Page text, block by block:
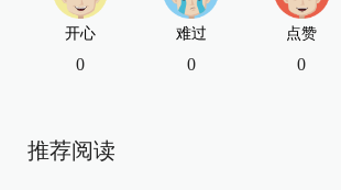
开心
0
难过
0
点赞
0
推荐阅读